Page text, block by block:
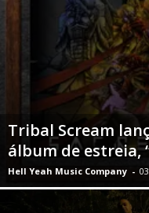
Tribal Scream
álbum de estreia,
Hell Yeah Music Company -